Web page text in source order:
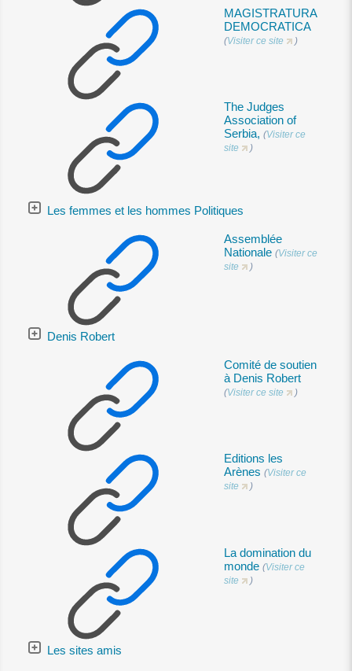
MAGISTRATURA
DEMOCRATICA
(Visiter ce site )
The Judges
Association of
Serbia, (Visiter ce
site
)
Les femmes et les hommes Politiques
Assemblée
Nationale (Visiter ce
site
)
Denis Robert
Comité de soutien
à Denis Robert
(Visiter ce site )
Editions les
Arènes (Visiter ce
site
)
La domination du
monde (Visiter ce
site
)
Les sites amis